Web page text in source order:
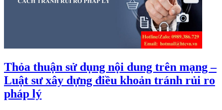
Thỏa thuận sử dụng nội dung trên mạng –
Luật sư xây dựng điều khoản tránh rủi ro
pháp lý